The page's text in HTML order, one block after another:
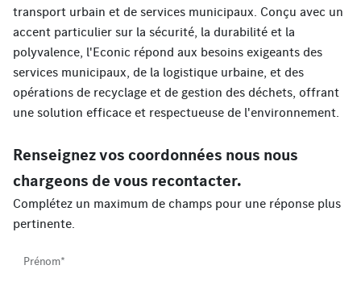
transport urbain et de services municipaux. Conçu avec un
accent particulier sur la sécurité, la durabilité et la
polyvalence, l'Econic répond aux besoins exigeants des
services municipaux, de la logistique urbaine, et des
opérations de recyclage et de gestion des déchets, offrant
une solution efficace et respectueuse de l'environnement.
Renseignez vos coordonnées nous nous
chargeons de vous recontacter.
Complétez un maximum de champs pour une réponse plus
pertinente.
Prénom*